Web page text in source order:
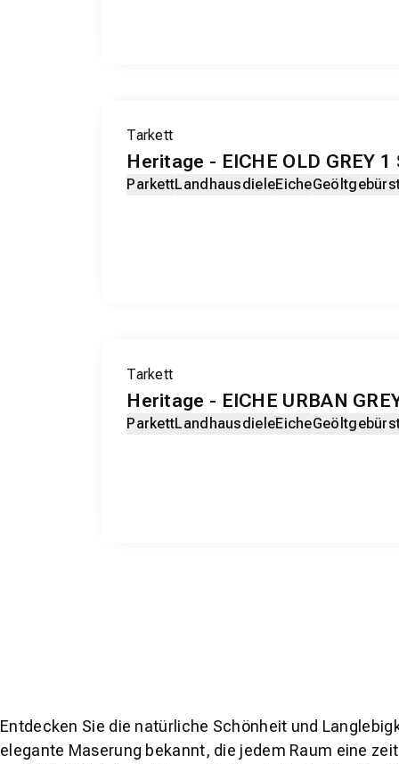
Tarkett
Heritage - EICHE OLD GREY 1
ParkettLandhausdieleEicheGeölt
Tarkett
Heritage - EICHE URBAN
ParkettLandhausdieleEicheGeölt
Entdecken Sie die natürliche Schönheit und
elegante Maserung bekannt, die jedem Raum eine